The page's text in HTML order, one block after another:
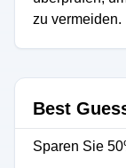
zu vermeiden.
Best
Sparen Sie